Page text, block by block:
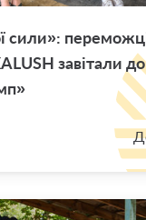
сили»:
за­ві­та­ли